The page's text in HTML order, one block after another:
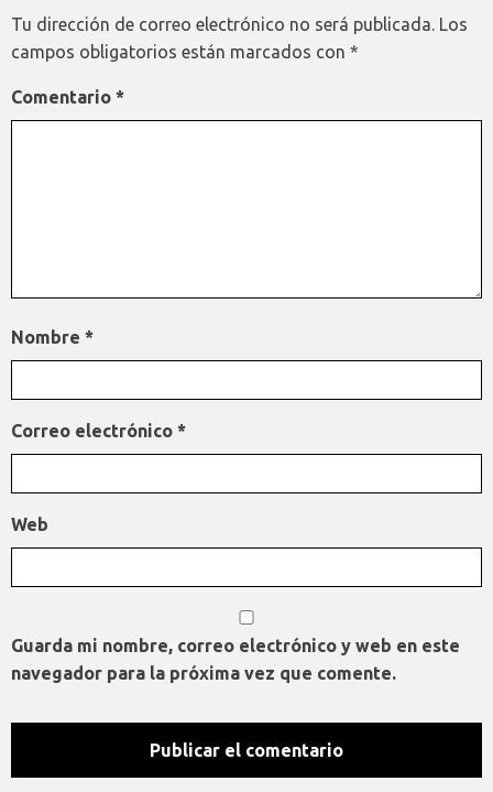
Tu dirección de correo electrónico no será publicada. Los
campos obligatorios están marcados con *
Comentario *
Nombre *
Correo electrónico *
Web
Guarda mi nombre, correo electrónico y web en este
navegador para la próxima vez que comente.